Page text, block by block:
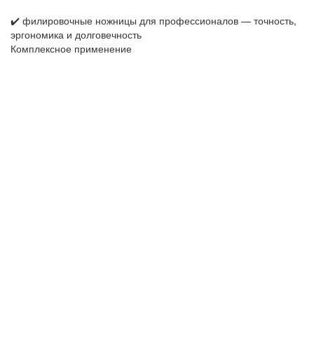
✔️ филировочные ножницы для профессионалов — точность,
эргономика и долговечность
Комплексное применение